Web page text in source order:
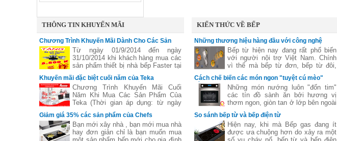
THÔNG TIN KHUYẾN MÃI
Chương Trình Khuyến Mãi Dành Cho Các Sản
Phẩm FasterTừ ngày 01/9/2014 đến ngày
31/10/2014 khi khách hàng mua các
sản phẩm thiết bị nhà bếp Faster tại
các đại lý của bếp gas Hữu Thắng
sẽ nhận được những phần quà hấp
dẫn, chi tiết xem thêm..
Khuyến mãi đặc biệt cuối năm của Teka
Chương Trình Khuyến Mãi Cuối
Năm Khi Mua Các Sản Phẩm Của
Teka (Thời gian áp dụng: từ ngày
11/11 đến hết ngày 27/12/2016)
Giảm giá 35% các sản phẩm của Chefs
Bạn mới xây nhà , bạn mới mua nhà
hay đơn giản chỉ là bạn muốn mua
KIẾN THỨC VỀ BẾP
Những thương hiệu hàng đầu với công nghệ
vùng nấu linh hoạtBếp từ hiện nay đang rất phổ biến
với người nội trợ Việt Nam. Chính
vì thế mà bếp từ đơn, bếp từ đôi,
bếp từ ba,...đã không còn xa lạ. Tuy
nhiên
Cách chế biến các món ngon "tuyệt cú mèo"
bằng lò nướngNhững món nướng luôn "đốn tim"
các tín đồ sành ăn bởi hương vị
thơm ngon, giòn tan ở lớp bên ngoài
nhưng lại chín mềm, ngon ngọt và
giữ nguyên được chất dinh dưỡng
của thực phẩm. Sử dụng lò nướng
giúp bạn chế biến được nhiều món
So sánh bếp từ và bếp điện từ
Hiện nay, khi mà Bếp gas đang ít
được ưa chuộng hơn do xảy ra một